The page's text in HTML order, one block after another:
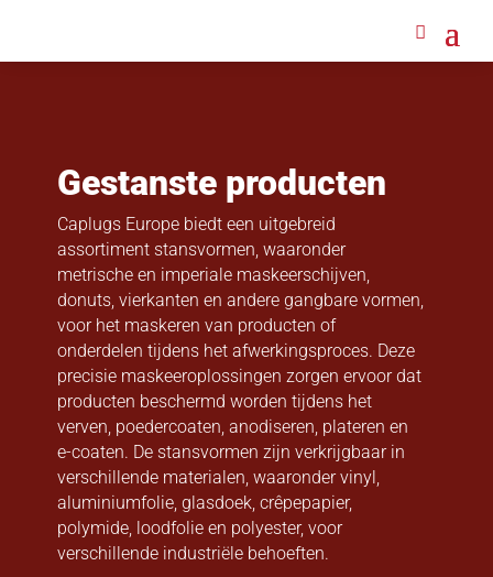
Gestanste producten
Caplugs Europe biedt een uitgebreid
assortiment stansvormen, waaronder
metrische en imperiale maskeerschijven,
donuts, vierkanten en andere gangbare vormen,
voor het maskeren van producten of
onderdelen tijdens het afwerkingsproces. Deze
precisie maskeeroplossingen zorgen ervoor dat
producten beschermd worden tijdens het
verven, poedercoaten, anodiseren, plateren en
e-coaten. De stansvormen zijn verkrijgbaar in
verschillende materialen, waaronder vinyl,
aluminiumfolie, glasdoek, crêpepapier,
polymide, loodfolie en polyester, voor
verschillende industriële behoeften.